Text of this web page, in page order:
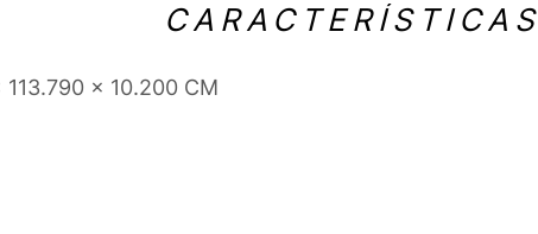
CARACTERÍSTICAS
x 10.200 CM